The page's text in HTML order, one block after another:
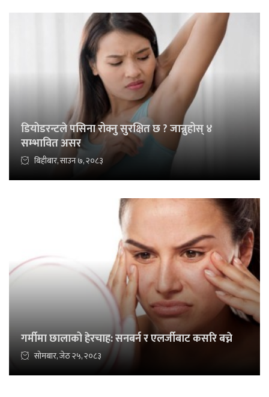
डियोडरन्टले पसिना रोक्नु सुरक्षित छ ? जान्नुहोस् ४
सम्भावित असर
बिहीबार, साउन ७, २०८३
गर्मीमा छालाको हेरचाह: सनबर्न र एलर्जीबाट कसरि बच्ने
सोमबार, जेठ २५, २०८३